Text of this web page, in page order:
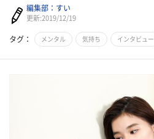
編集部：すい
更新:2019/12/19
タグ： メンタル 気持ち インタビュー